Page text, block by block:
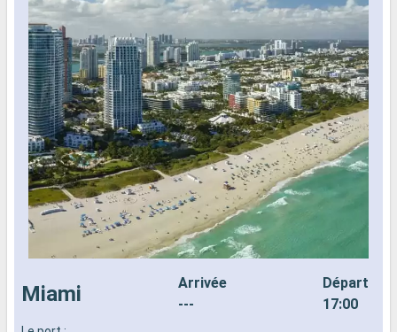
Miami
Arrivée
---
Départ
17:00